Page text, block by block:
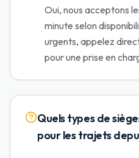
Oui, nous acceptons
minute selon
urgents, appelez
pour une prise en
Quels types de
pour les trajets